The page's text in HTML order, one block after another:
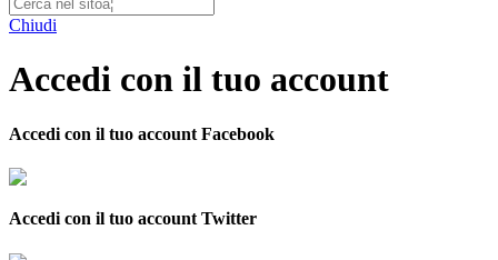
Chiudi
Accedi con il tuo account
Accedi con il tuo account Facebook
Accedi con il tuo account Twitter